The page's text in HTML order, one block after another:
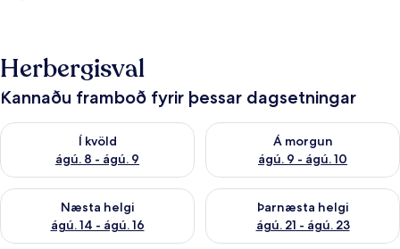
Herbergisval
Kannaðu framboð fyrir þessar dagsetningar
Í kvöld
ágú. 8 - ágú. 9
Athuga framboð í kvöld ágú. 8 - ágú. 9
Á morgun
ágú. 9 - ágú. 10
Athuga framboð á morgun
Næsta helgi
ágú. 14 - ágú. 16
Athuga framboð næstu helgi ágú. 14 - ágú. 16
Þarnæsta helgi
ágú. 21 - ágú. 23
Athuga framboð þarnæstu